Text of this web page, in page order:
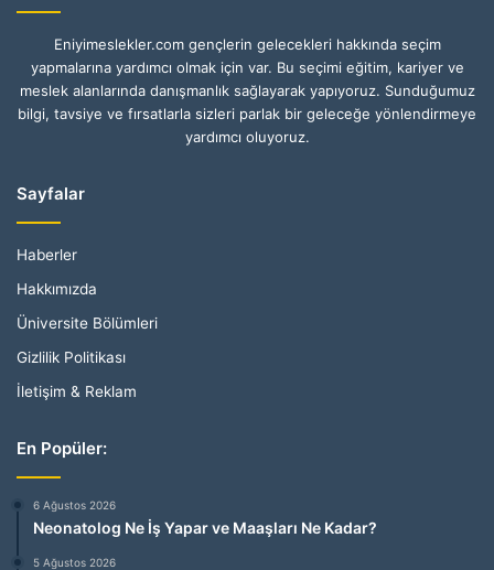
Eniyimeslekler.com gençlerin gelecekleri hakkında seçim
yapmalarına yardımcı olmak için var. Bu seçimi eğitim, kariyer ve
meslek alanlarında danışmanlık sağlayarak yapıyoruz. Sunduğumuz
bilgi, tavsiye ve fırsatlarla sizleri parlak bir geleceğe yönlendirmeye
yardımcı oluyoruz.
Sayfalar
Haberler
Hakkımızda
Üniversite Bölümleri
Gizlilik Politikası
İletişim & Reklam
En Popüler:
6 Ağustos 2026
Neonatolog Ne İş Yapar ve Maaşları Ne Kadar?
5 Ağustos 2026